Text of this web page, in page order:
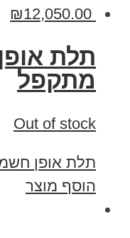
₪12,050.00
תלת
מתקפל
Out of stock
תלת אופן
הוסף מוצר